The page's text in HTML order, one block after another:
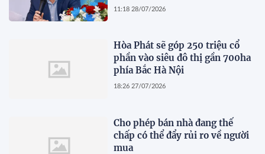
11:18 28/07/2026
Hòa Phát sẽ góp 250 triệu cổ
phần vào siêu đô thị gần 700ha
phía Bắc Hà Nội
18:26 27/07/2026
Cho phép bán nhà đang thế
chấp có thể đẩy rủi ro về người
mua